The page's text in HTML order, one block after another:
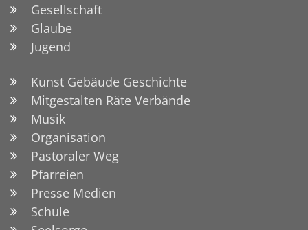
Gesellschaft
Glaube
Jugend
Kunst Gebäude Geschichte
Mitgestalten Räte Verbände
Musik
Organisation
Pastoraler Weg
Pfarreien
Presse Medien
Schule